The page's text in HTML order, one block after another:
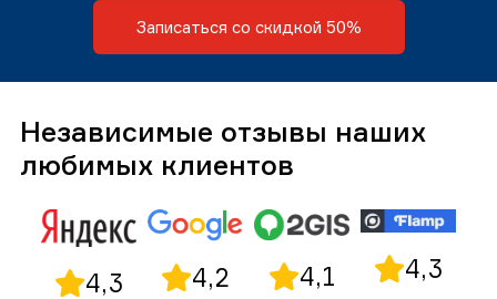
Записаться со скидкой 50%
Независимые отзывы наших
любимых клиентов
4,3 4,2 4,1 4,3